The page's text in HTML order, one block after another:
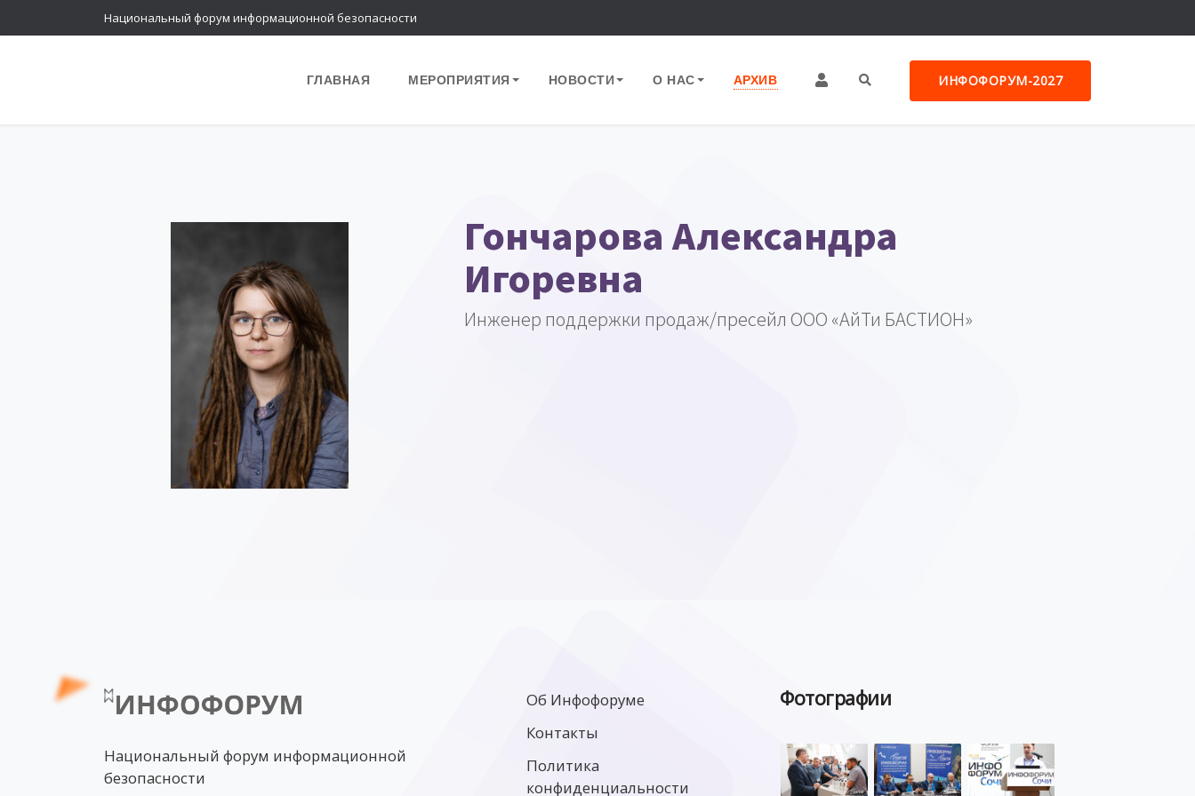
Национальный форум информационной безопасности
ГЛАВНАЯ МЕРОПРИЯТИЯ НОВОСТИ О НАС АРХИВ ИНФОФОРУМ-2027
Гончарова Александра
Игоревна
Инженер поддержки продаж/пресейл ООО «АйТи БАСТИОН»
Национальный форум информационной
безопасности
Об Инфофоруме
Контакты
Политика
конфиденциальности
Фотографии